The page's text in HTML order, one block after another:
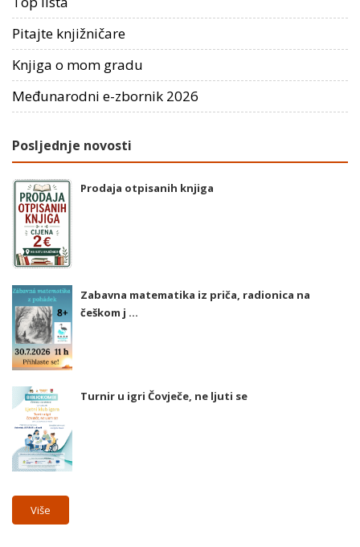
Pitajte knjižničare
Knjiga o mom gradu
Međunarodni e-zbornik 2026
Posljednje novosti
Prodaja otpisanih knjiga
Zabavna matematika iz priča, radionica na
češkom j ...
Turnir u igri Čovječe, ne ljuti se
Više